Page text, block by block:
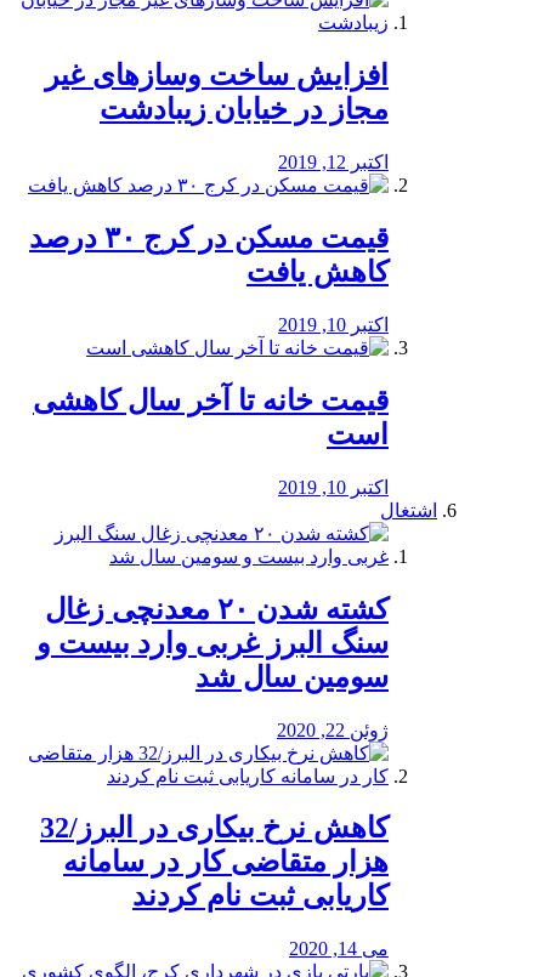
افزایش ساخت وسازهای غیر
مجاز در خیابان زیبادشت
اکتبر 12, 2019
️قیمت مسکن در کرج ۳۰ درصد
کاهش یافت
اکتبر 10, 2019
قیمت خانه تا آخر سال کاهشی
است
اکتبر 10, 2019
اشتغال
کشته شدن ۲۰ معدنچی زغال
سنگ البرز غربی وارد بیست و
سومین سال شد
ژوئن 22, 2020
کاهش نرخ بیکاری در البرز/32
هزار متقاضی کار در سامانه
کاریابی ثبت نام کردند
می 14, 2020